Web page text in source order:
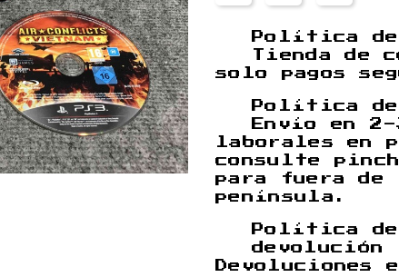
Política de
Tienda de
solo pagos
Política de
Envío en
laborales en
consulte
para fuera de
península.
Política de
devolución
Devoluciones